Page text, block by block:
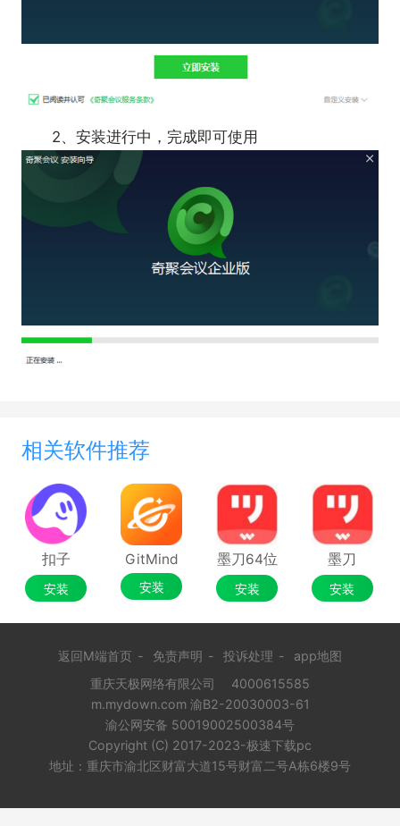
2、安装进行中，完成即可使用
相关软件推荐
扣子
安装
GitMind
安装
墨刀64位
安装
墨刀
安装
返回M端首页 - 免责声明 - 投诉处理 -
app地图
重庆天极网络有限公司
4000615585
m.mydown.com 渝B2-20030003-61
渝公网安备 50019002500384号
Copyright (C) 2017-2023-极速下载pc
地址：重庆市渝北区财富大道15号财富二号A栋6楼9号